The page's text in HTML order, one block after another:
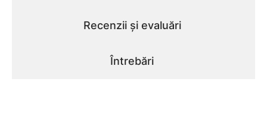
Recenzii și evaluări
Întrebări